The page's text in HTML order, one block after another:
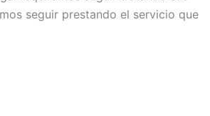
seguir prestando el servicio que